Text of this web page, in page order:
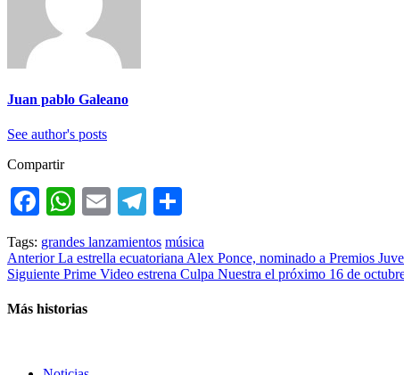
Juan pablo Galeano
See author's posts
Compartir
Facebook
WhatsApp
EmailTelegram
Tags: grandes lanzamientos música
Post
navigation
AnteriorLa estrella ecuatoriana Alex Ponce, nominado a Premios
Siguiente Prime Video estrena Culpa Nuestra el próximo 16 de
Más historias